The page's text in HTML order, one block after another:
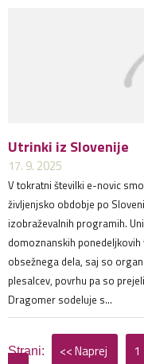
Utrinki iz Slovenije
17. 9. 2025
V tokratni številki e-novic
življenjsko obdobje po
izobraževalnih programih.
domoznanskih
obsežnega dela, saj so
plesalcev, povrhu pa so
Dragomer sodeluje s...
<< Naprej 1